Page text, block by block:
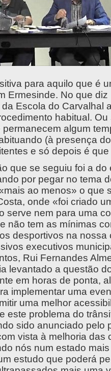
para aquilo que é
Ermesinde. No que
Escola do Carvalhal
habitual.
permanecem algum
(à presença
e só depois é
que se seguiu foi a
por pegar no tema
ao menos» o que
onde «foi criado
serve nem para uma
não tem as mínimas
desportivos na
executivos
Rui Fernandes
levantado a questão
em horas de ponta,
implementar uma
uma melhor
este problema do
sido anunciado pelo
vista à melhoria
nós num estado
estudo que poderá